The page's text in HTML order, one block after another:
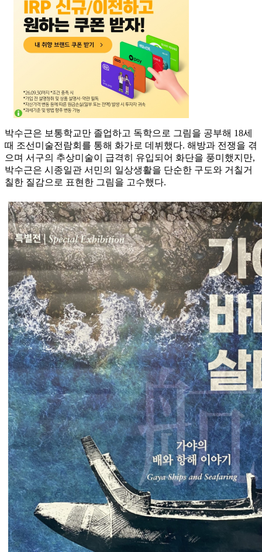
박수근은 보통학교만 졸업하고 독학으로 그림을 공부해 18세
때 조선미술전람회를 통해 화가로 데뷔했다. 해방과 전쟁을 겪
으며 서구의 추상미술이 급격히 유입되어 화단을 풍미했지만,
박수근은 시종일관 서민의 일상생활을 단순한 구도와 거칠거
칠한 질감으로 표현한 그림을 고수했다.